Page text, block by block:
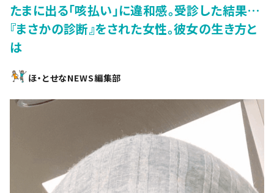
たまに出る「咳払い」に違和感。受診した結果…
『まさかの診断』をされた女性。彼女の生き方と
は
ほ・とせなNEWS編集部